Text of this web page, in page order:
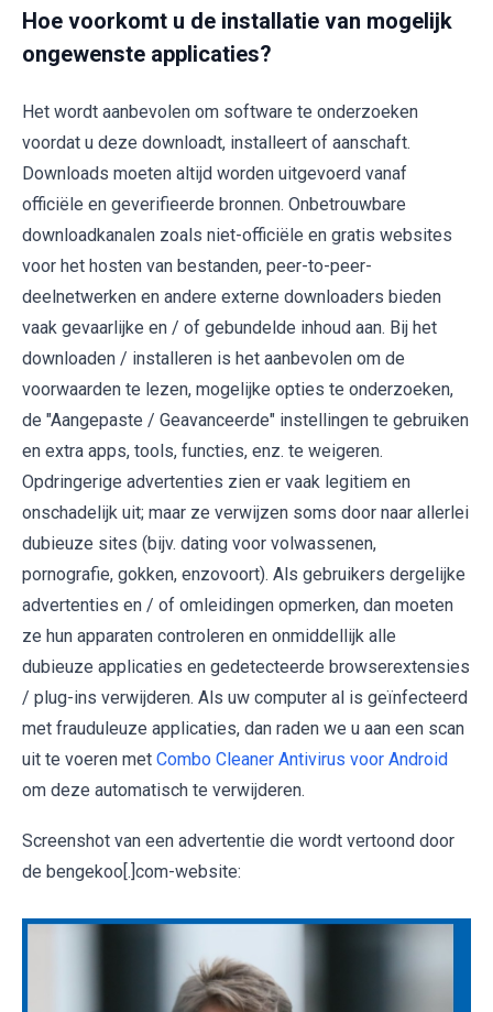
Hoe voorkomt u de installatie van mogelijk
ongewenste applicaties?
Het wordt aanbevolen om software te onderzoeken
voordat u deze downloadt, installeert of aanschaft.
Downloads moeten altijd worden uitgevoerd vanaf
officiële en geverifieerde bronnen. Onbetrouwbare
downloadkanalen zoals niet-officiële en gratis websites
voor het hosten van bestanden, peer-to-peer-
deelnetwerken en andere externe downloaders bieden
vaak gevaarlijke en / of gebundelde inhoud aan. Bij het
downloaden / installeren is het aanbevolen om de
voorwaarden te lezen, mogelijke opties te onderzoeken,
de "Aangepaste / Geavanceerde" instellingen te gebruiken
en extra apps, tools, functies, enz. te weigeren.
Opdringerige advertenties zien er vaak legitiem en
onschadelijk uit; maar ze verwijzen soms door naar allerlei
dubieuze sites (bijv. dating voor volwassenen,
pornografie, gokken, enzovoort). Als gebruikers dergelijke
advertenties en / of omleidingen opmerken, dan moeten
ze hun apparaten controleren en onmiddellijk alle
dubieuze applicaties en gedetecteerde browserextensies
/ plug-ins verwijderen. Als uw computer al is geïnfecteerd
met frauduleuze applicaties, dan raden we u aan een scan
uit te voeren met Combo Cleaner Antivirus voor Android
om deze automatisch te verwijderen.
Screenshot van een advertentie die wordt vertoond door
de bengekoo[.]com-website: